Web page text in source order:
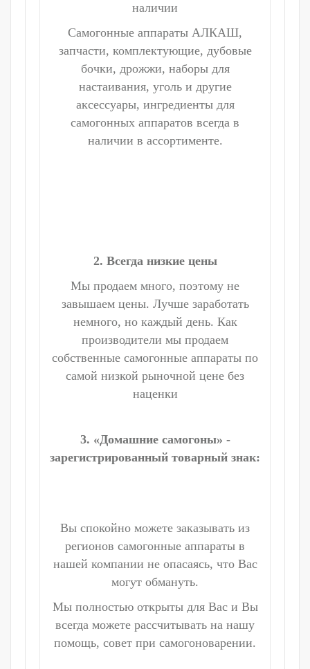
наличии
Самогонные аппараты АЛКАШ,
запчасти, комплектующие, дубовые
бочки, дрожжи, наборы для
настаивания, уголь и другие
аксессуары, ингредиенты для
самогонных аппаратов всегда в
наличии в ассортименте.
2. Всегда низкие цены
Мы продаем много, поэтому не
завышаем цены. Лучше заработать
немного, но каждый день. Как
производители мы продаем
собственные самогонные аппараты по
самой низкой рыночной цене без
наценки
3. «Домашние самогоны» -
зарегистрированный товарный знак:
Вы спокойно можете заказывать из
регионов самогонные аппараты в
нашей компании не опасаясь, что Вас
могут обмануть.
Мы полностью открыты для Вас и Вы
всегда можете рассчитывать на нашу
помощь, совет при самогоноварении.